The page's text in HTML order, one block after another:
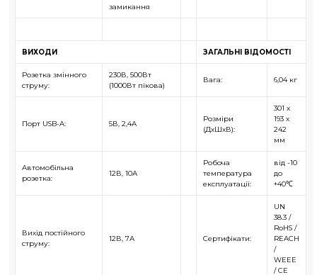
замикання
ВИХОДИ ЗАГАЛЬНІ ВІДОМОСТІ
Розетка змінного
струму:
230В, 500Вт
(1000Вт пікова)
Вага: 6,04 кг
Порт USB-A: 5В, 2,4А
Розміри
(ДхШхВ):
301 x
193 x
242
мм
Автомобільна
розетка:
12В, 10А
Робоча
температура
експлуатації:
від -10
до
+40℃
Вихід постійного
струму:
12В, 7А Сертифікати:
UN
38.3 /
RoHS /
REACH
/
WEEE
/ CE